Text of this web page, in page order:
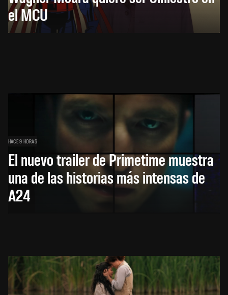
el MCU
HACE 9 HORAS
El nuevo trailer de Primetime muestra
una de las historias más intensas de
A24